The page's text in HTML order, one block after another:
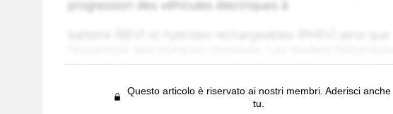
Questo articolo è riservato ai nostri membri. Aderisci anche
tu.